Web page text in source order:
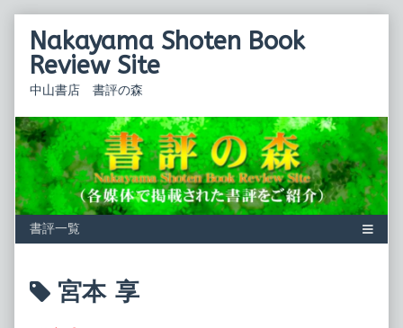
contentNakayama Shoten Book
Review Site
中山書店 書評の森
Posts
宮本 享